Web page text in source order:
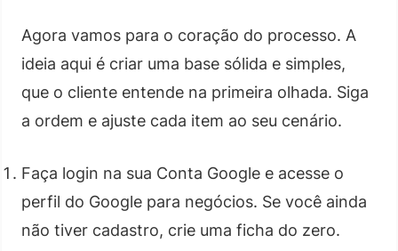
Agora vamos para o coração do processo. A
ideia aqui é criar uma base sólida e simples,
que o cliente entende na primeira olhada. Siga
a ordem e ajuste cada item ao seu cenário.
Faça login na sua Conta Google e acesse o
perfil do Google para negócios. Se você ainda
não tiver cadastro, crie uma ficha do zero.